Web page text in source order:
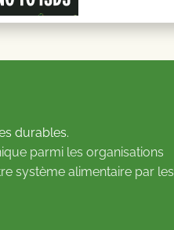
durables.
parmi les organisations
système alimentaire par les